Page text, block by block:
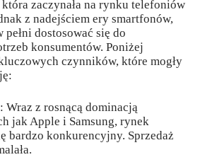
zaczynała na rynku telefoniów
z nadejściem ery smartfonów,
dostosować się do
konsumentów. Poniżej
czynników, które mogły
Wraz z rosnącą dominacją
jak Apple i Samsung, rynek
bardzo konkurencyjny. Sprzedaż